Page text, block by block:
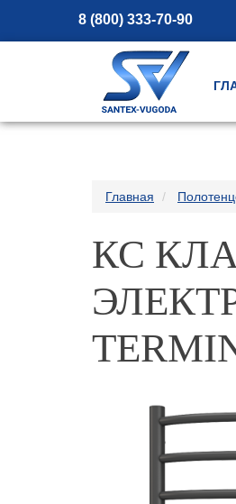
8 (800) 333-70-90
Главная
КС